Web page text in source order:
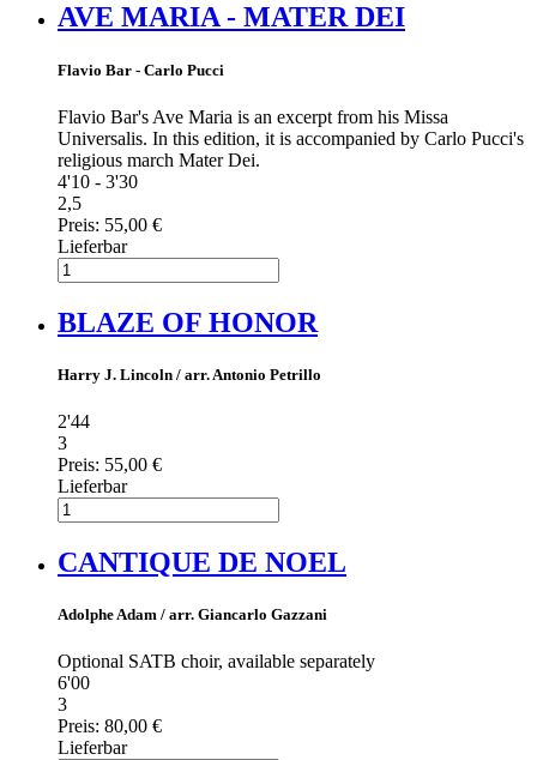
AVE MARIA - MATER DEI
Flavio Bar - Carlo Pucci
Flavio Bar's Ave Maria is an excerpt from his Missa
Universalis. In this edition, it is accompanied by Carlo Pucci's
religious march Mater Dei.
4'10 - 3'30
2,5
Preis: 55,00 €
Lieferbar
BLAZE OF HONOR
Harry J. Lincoln / arr. Antonio Petrillo
2'44
3
Preis: 55,00 €
Lieferbar
CANTIQUE DE NOEL
Adolphe Adam / arr. Giancarlo Gazzani
Optional SATB choir, available separately
6'00
3
Preis: 80,00 €
Lieferbar